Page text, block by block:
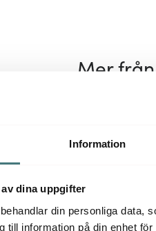
Information
dina uppgifter
behandlar din personliga data,
till information på din enhet
Mer